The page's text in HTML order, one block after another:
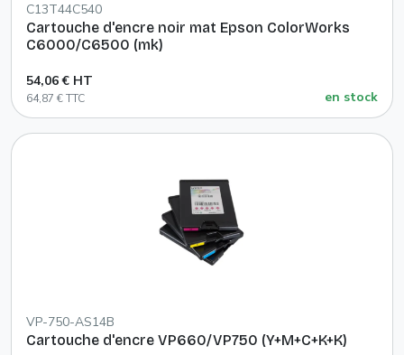
C13T44C540
Cartouche d'encre noir mat Epson ColorWorks
C6000/C6500 (mk)
54,06 € HT
64,87 € TTC en stock
VP-750-AS14B
Cartouche d'encre VP660/VP750 (Y+M+C+K+K)